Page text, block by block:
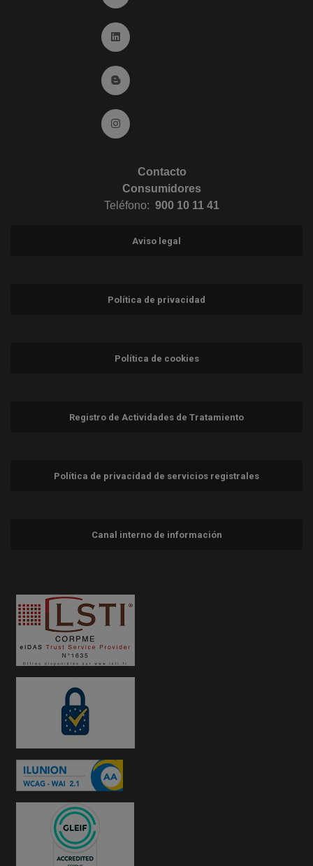
Ir a Linkedin (abre en ventana nueva)
Ir al Blog (abre en ventana nueva)
Ir a Instagram (abre en ventana nueva)
Contacto
Consumidores
Teléfono: 900 10 11 41
Aviso legal
Política de privacidad
Política de cookies
Registro de Actividades de Tratamiento
Política de privacidad de servicios registrales
Canal interno de información